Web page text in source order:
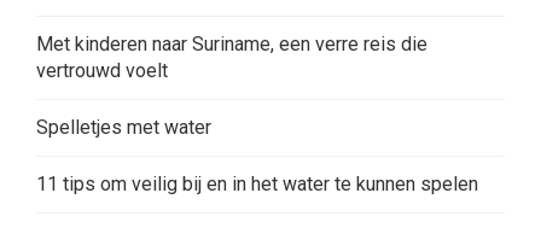
Met kinderen naar Suriname, een verre reis die
vertrouwd voelt
Spelletjes met water
11 tips om veilig bij en in het water te kunnen spelen